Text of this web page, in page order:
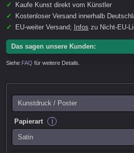
✓
Kaufe Kunst direkt vom Künstler
✓
Kostenloser Versand innerhalb
✓
EU-weiter Versand; Infos zu Nicht-EU-
Das sagen unsere Kunden:
Siehe FAQ für weitere Details.
Papierart i